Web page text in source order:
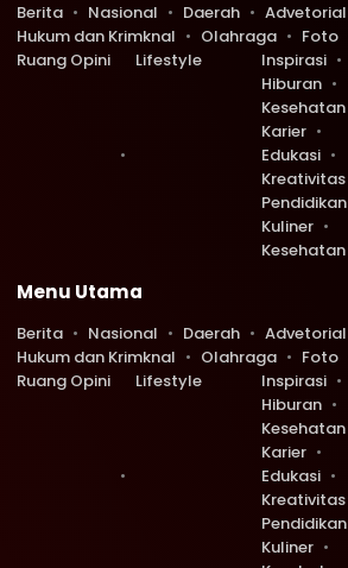
Berita Nasional Daerah
Advetorial
Hukum dan Krimknal
Olahraga Foto
Ruang Opini
Lifestyle
Inspirasi
Hiburan
Kesehatan
Karier
Edukasi
Kreativitas
Pendidikan
Kuliner
Kesehatan
Menu Utama
Berita Nasional Daerah
Advetorial
Hukum dan Krimknal
Olahraga Foto
Ruang Opini
Lifestyle
Inspirasi
Hiburan
Kesehatan
Karier
Edukasi
Kreativitas
Pendidikan
Kuliner